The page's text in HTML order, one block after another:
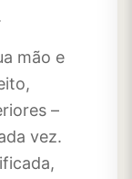
mão e
–
vez.